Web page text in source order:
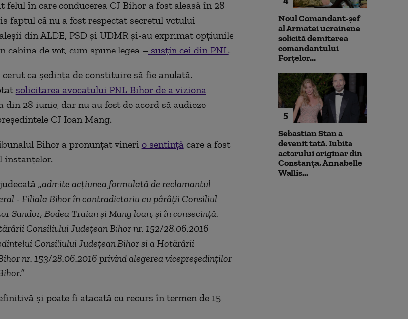
felul în care conducerea CJ Bihor a fost aleasă în 28
faptul cã nu a fost respectat secretul votului
din ALDE, PSD și UDMR și-au exprimat opțiunile
cabina de vot, cum spune legea –susțin cei din PNL.
ca ședința de constituire să fie anulată.
solicitarea avocatului PNL Bihor de a viziona
din 28 iunie, dar nu au fost de acord să audieze
CJ Ioan Mang.
Bihor a pronunțat vineri o sentință care a fost
instanțelor.
„admite acţiunea formulată de reclamantul
- Filiala Bihor în contradictoriu cu pârâţii Consiliul
Sandor, Bodea Traian şi Mang loan, şi în consecinţă:
Consiliului Judeţean Bihor nr. 152/28.06.2016
Consiliului Judeţean Bihor si a Hotărârii
nr. 153/28.06.2016 privind alegerea vicepreşedinţilor
şi poate fi atacată cu recurs în termen de 15
Noul Comandant-șef
al Armatei ucrainene
solicită demiterea
comandantului
Forțelor...
5
Sebastian Stan a
devenit tată. Iubita
actorului originar din
Constanța, Annabelle
Wallis...